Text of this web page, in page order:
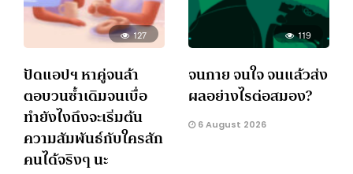
127
ปัดแอปฯ หาคู่จนล้า
ตอบวนซ้ำเดิมจนเบื่อ
ทำยังไงถึงจะเริ่มต้น
ความสัมพันธ์กับใครสัก
คนได้จริงๆ นะ
119
จนกาย จนใจ จนแล้วส่ง
ผลอย่างไรต่อสมอง?
6 August 2026